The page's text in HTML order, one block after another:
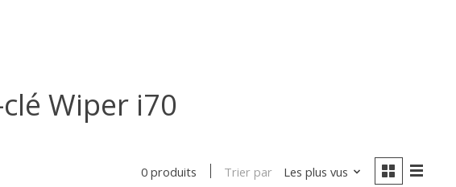
Wiper i70
0 produits Trier par Les plus vus